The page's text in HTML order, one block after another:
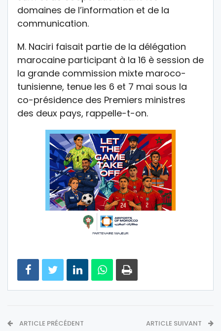
domaines de l’information et de la
communication.
M. Naciri faisait partie de la délégation
marocaine participant à la 16 è session de
la grande commission mixte maroco-
tunisienne, tenue les 6 et 7 mai sous la
co-présidence des Premiers ministres
des deux pays, rappelle-t-on.
ARTICLE PRÉCÉDENT ARTICLE SUIVANT